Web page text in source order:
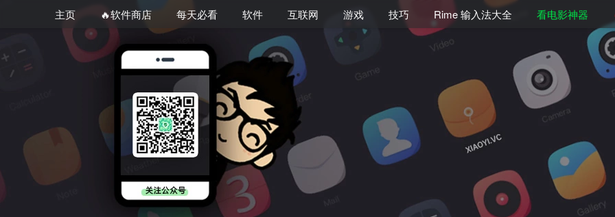
主页 🔥软件商店 每天必看 软件 互联网 游戏 技巧 Rime 输入法大全 看电影神器